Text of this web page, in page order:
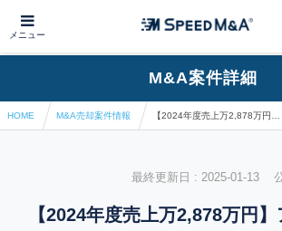
メニュー
M&A案件詳細
HOME M&A売却案件情報
最終更新日 : 2025-01-13
【2024年度売上万2,878万円